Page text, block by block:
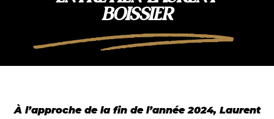
BOISSIER
À l’approche de la fin de l’année 2024, Laurent